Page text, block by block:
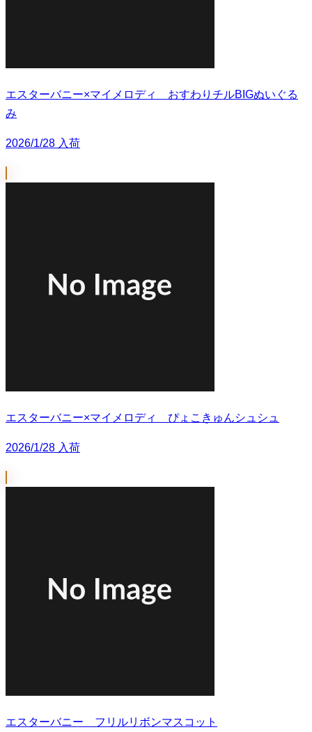
エスターバニー×マイメロディ おすわりチルBIGぬいぐる
み
2026/1/28 入荷
エスターバニー×マイメロディ ぴょこきゅんシュシュ
2026/1/28 入荷
エスターバニー フリルリボンマスコット